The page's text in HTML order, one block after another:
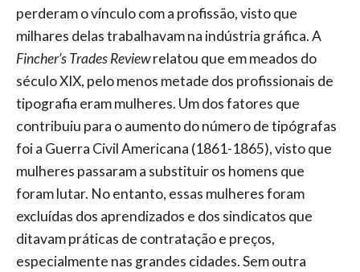
perderam o vínculo com a profissão, visto que
milhares delas trabalhavam na indústria gráfica. A
Fincher’s Trades Reviewrelatou que em meados do
século XIX, pelo menos metade dos profissionais de
tipografia eram mulheres. Um dos fatores que
contribuiu para o aumento do número de tipógrafas
foi a Guerra Civil Americana (1861-1865), visto que
mulheres passaram a substituir os homens que
foram lutar. No entanto, essas mulheres foram
excluídas dos aprendizados e dos sindicatos que
ditavam práticas de contratação e preços,
especialmente nas grandes cidades. Sem outra